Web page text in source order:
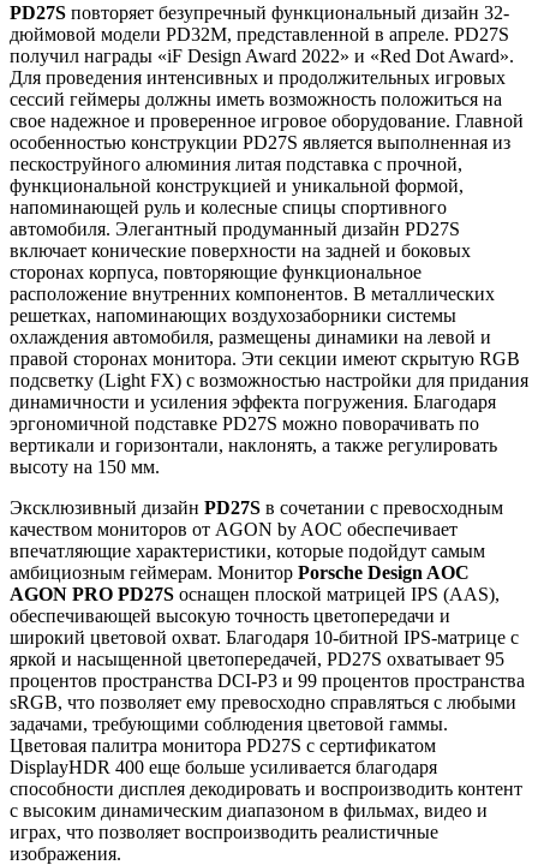
PD27S повторяет безупречный функциональный дизайн 32-
дюймовой модели PD32M, представленной в апреле. PD27S
получил награды «iF Design Award 2022» и «Red Dot Award».
Для проведения интенсивных и продолжительных игровых
сессий геймеры должны иметь возможность положиться на
свое надежное и проверенное игровое оборудование. Главной
особенностью конструкции PD27S является выполненная из
пескоструйного алюминия литая подставка с прочной,
функциональной конструкцией и уникальной формой,
напоминающей руль и колесные спицы спортивного
автомобиля. Элегантный продуманный дизайн PD27S
включает конические поверхности на задней и боковых
сторонах корпуса, повторяющие функциональное
расположение внутренних компонентов. В металлических
решетках, напоминающих воздухозаборники системы
охлаждения автомобиля, размещены динамики на левой и
правой сторонах монитора. Эти секции имеют скрытую RGB
подсветку (Light FX) с возможностью настройки для придания
динамичности и усиления эффекта погружения. Благодаря
эргономичной подставке PD27S можно поворачивать по
вертикали и горизонтали, наклонять, а также регулировать
высоту на 150 мм.
Эксклюзивный дизайн PD27S в сочетании с превосходным
качеством мониторов от AGON by AOC обеспечивает
впечатляющие характеристики, которые подойдут самым
амбициозным геймерам. Монитор Porsche Design AOC
AGON PRO PD27S оснащен плоской матрицей IPS (AAS),
обеспечивающей высокую точность цветопередачи и
широкий цветовой охват. Благодаря 10-битной IPS-матрице с
яркой и насыщенной цветопередачей, PD27S охватывает 95
процентов пространства DCI-P3 и 99 процентов пространства
sRGB, что позволяет ему превосходно справляться с любыми
задачами, требующими соблюдения цветовой гаммы.
Цветовая палитра монитора PD27S с сертификатом
DisplayHDR 400 еще больше усиливается благодаря
способности дисплея декодировать и воспроизводить контент
с высоким динамическим диапазоном в фильмах, видео и
играх, что позволяет воспроизводить реалистичные
изображения.